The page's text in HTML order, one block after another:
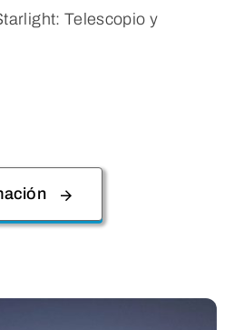
Telescopio y